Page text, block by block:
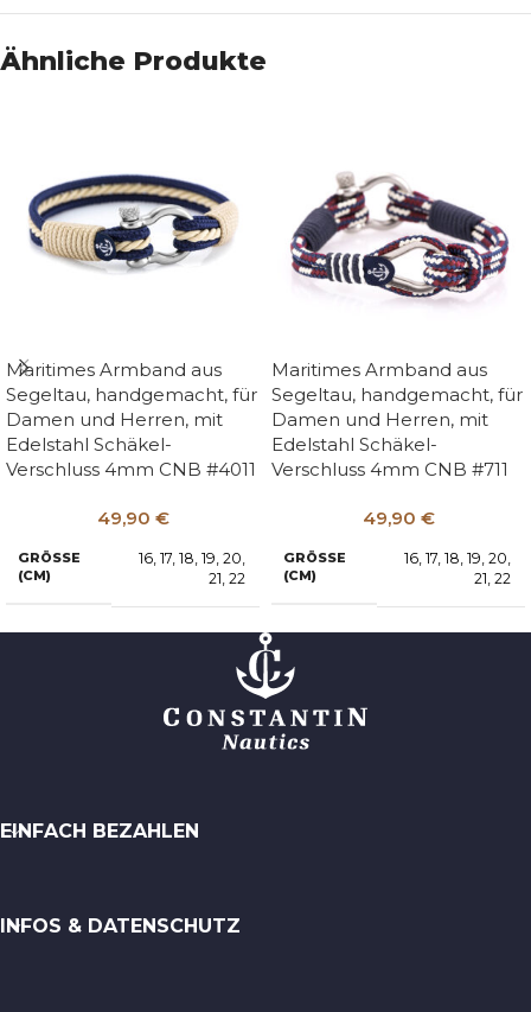
Ähnliche Produkte
Maritimes Armband aus
Segeltau, handgemacht, für
Damen und Herren, mit
Edelstahl Schäkel-
Verschluss 4mm CNB #4011
49,90 €
GRÖSSE (
CM)
16 17 18 19 20
21 22
Maritimes Armband aus
Segeltau, handgemacht, für
Damen und Herren, mit
Edelstahl Schäkel-
Verschluss 4mm CNB #711
49,90 €
GRÖSSE (
CM)
16 17 18 19 20
21 22
EINFACH BEZAHLEN
INFOS & DATENSCHUTZ